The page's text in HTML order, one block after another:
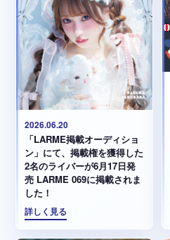
2026.06.20
「LARME掲載オーディショ
ン」にて、掲載権を獲得した
2名のライバーが6月17日発
売 LARME 069に掲載されま
した！
詳しく見る